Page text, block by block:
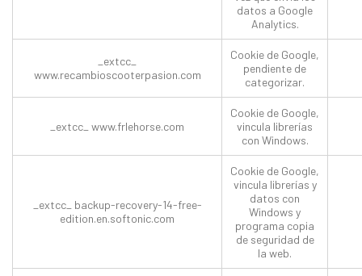
datos a Google
Analytics.
_extcc_
www.recambioscooterpasion.com
Cookie de Google,
pendiente de
categorizar.
_extcc_ www.frlehorse.com
Cookie de Google,
vincula librerías
con Windows.
_extcc_ backup-recovery-14-free-
edition.en.softonic.com
Cookie de Google,
vincula librerías y
datos con
Windows y
programa copia
de seguridad de
la web.